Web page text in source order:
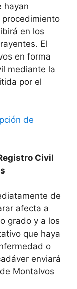
hayan
en los
El
en forma
mediante la
por el
de
Civil
de
afecta a
grado y a los
que haya
o
enviará
Montalvos